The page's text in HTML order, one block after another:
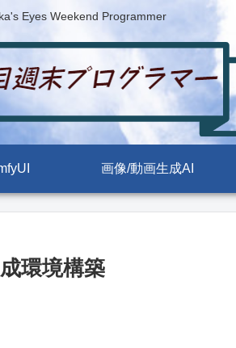
Eyes Weekend Programmer
画像/動画生成AI
環境構築